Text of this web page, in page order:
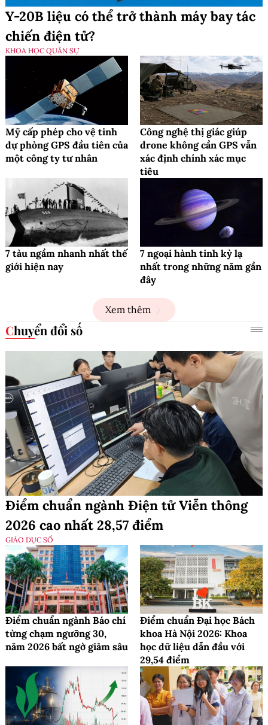
Y-20B liệu có thể trở thành máy bay tác
chiến điện tử?
KHOA HỌC QUÂN SỰ
Mỹ cấp phép cho vệ tinh
dự phòng GPS đầu tiên của
một công ty tư nhân
Công nghệ thị giác giúp
drone không cần GPS vẫn
xác định chính xác mục
tiêu
7 tàu ngầm nhanh nhất thế
giới hiện nay
7 ngoại hành tinh kỳ lạ
nhất trong những năm gần
đây
Xem thêm
Chuyển đổi số
Điểm chuẩn ngành Điện tử Viễn thông
2026 cao nhất 28,57 điểm
GIÁO DỤC SỐ
Điểm chuẩn ngành Báo chí
từng chạm ngưỡng 30,
năm 2026 bất ngờ giảm sâu
Điểm chuẩn Đại học Bách
khoa Hà Nội 2026: Khoa
học dữ liệu dẫn đầu với
29,54 điểm